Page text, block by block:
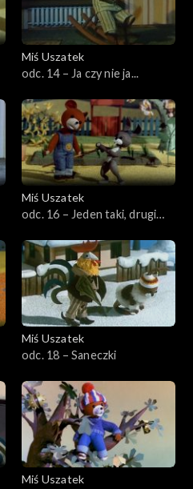
Miś Uszatek
odc. 14 – Ja czy nie ja...
Miś Uszatek
odc. 16 – Jeden taki, drugi
Miś Uszatek
odc. 18 – Saneczki
Miś Uszatek